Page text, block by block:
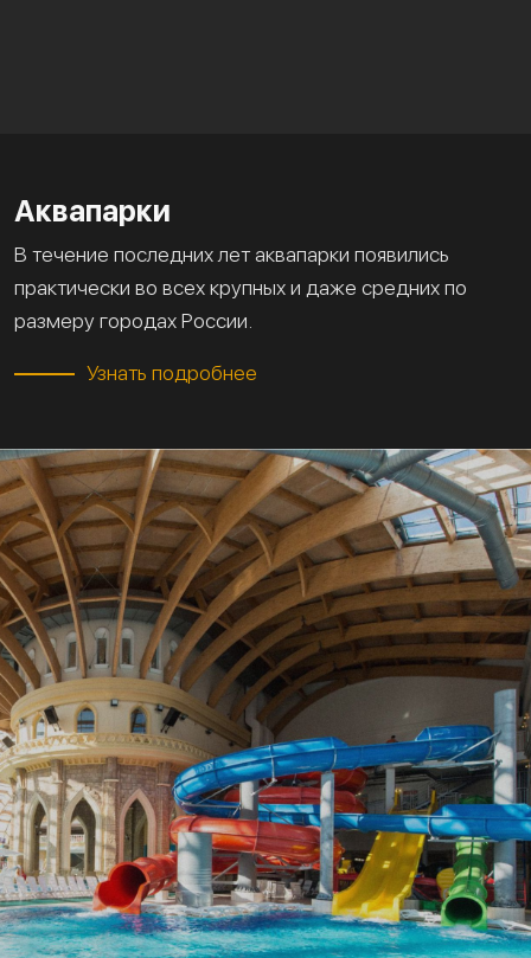
Аквапарки
В течение последних лет аквапарки появились
практически во всех крупных и даже средних по
размеру городах России.
Узнать подробнее